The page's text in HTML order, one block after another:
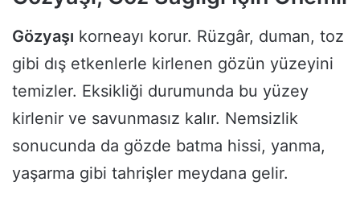
Gözyaşı korneayı korur. Rüzgâr, duman, toz
gibi dış etkenlerle kirlenen gözün yüzeyini
temizler. Eksikliği durumunda bu yüzey
kirlenir ve savunmasız kalır. Nemsizlik
sonucunda da gözde batma hissi, yanma,
yaşarma gibi tahrişler meydana gelir.